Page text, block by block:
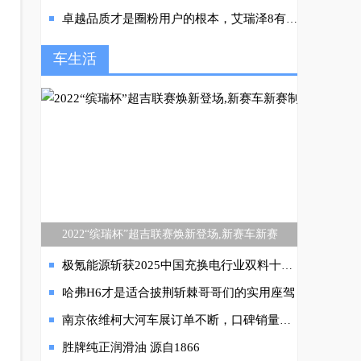
卓越品质才是圈粉用户的根本，艾瑞泽8有“材”有“料”又有野“芯”
车生活
2022“缤瑞杯”超吉联赛焕新登场,新赛车新赛
极氪能源斩获2025中国充换电行业双料十强 持续引领“单枪兆瓦时代”
哈弗H6才是适合披荆斩棘哥哥们的实用座驾
南京依维柯大河车展订单不断，口碑销量双丰收！
胜牌纯正润滑油 源自1866